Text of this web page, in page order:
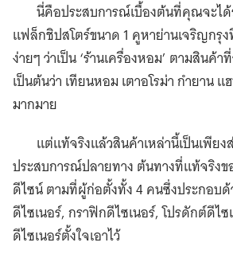
นี่คือประสบการณ์เบื้องต้นที่คุณจะได้
แฟล็กชิปสโตร์ขนาด 1 คูหาย่านเจริญกรุ
ง่ายๆ ว่าเป็น ‘ร้านเครื่องหอม’ ตามสินค้า
เป็นต้นว่า เทียนหอม เตาอโรม่า กำยาน
มากมาย
แต่แท้จริงแล้วสินค้าเหล่านี้เป็นเพียง
ประสบการณ์ปลายทาง ต้นทางที่แท้จริงข
ดีไซน์ ตามที่ผู้ก่อตั้งทั้ง 4 คนซึ่งประกอบด้
ดีไซเนอร์, กราฟิกดีไซเนอร์, โปรดักต์ดีไ
ดีไซเนอร์ตั้งใจเอาไว้